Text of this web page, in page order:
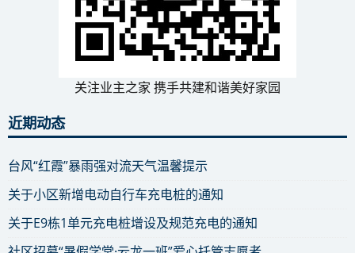
关注业主之家 携手共建和谐美好家园
近期动态
台风“红霞”暴雨强对流天气温馨提示
关于小区新增电动自行车充电桩的通知
关于E9栋1单元充电桩增设及规范充电的通知